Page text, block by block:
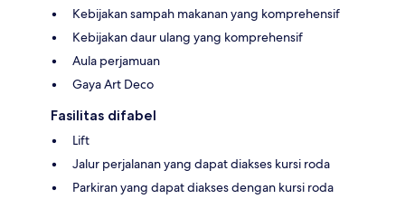
Kebijakan sampah makanan yang komprehensif
Kebijakan daur ulang yang komprehensif
Aula perjamuan
Gaya Art Deco
Fasilitas difabel
Lift
Jalur perjalanan yang dapat diakses kursi roda
Parkiran yang dapat diakses dengan kursi roda